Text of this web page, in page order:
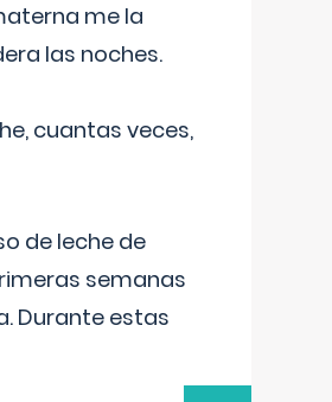
me la
las noches.
cuantas veces,
de leche de
semanas
Durante estas